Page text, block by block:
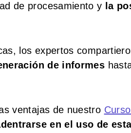
de procesamiento y la
los expertos
de informes
ventajas de nuestro
en el uso de